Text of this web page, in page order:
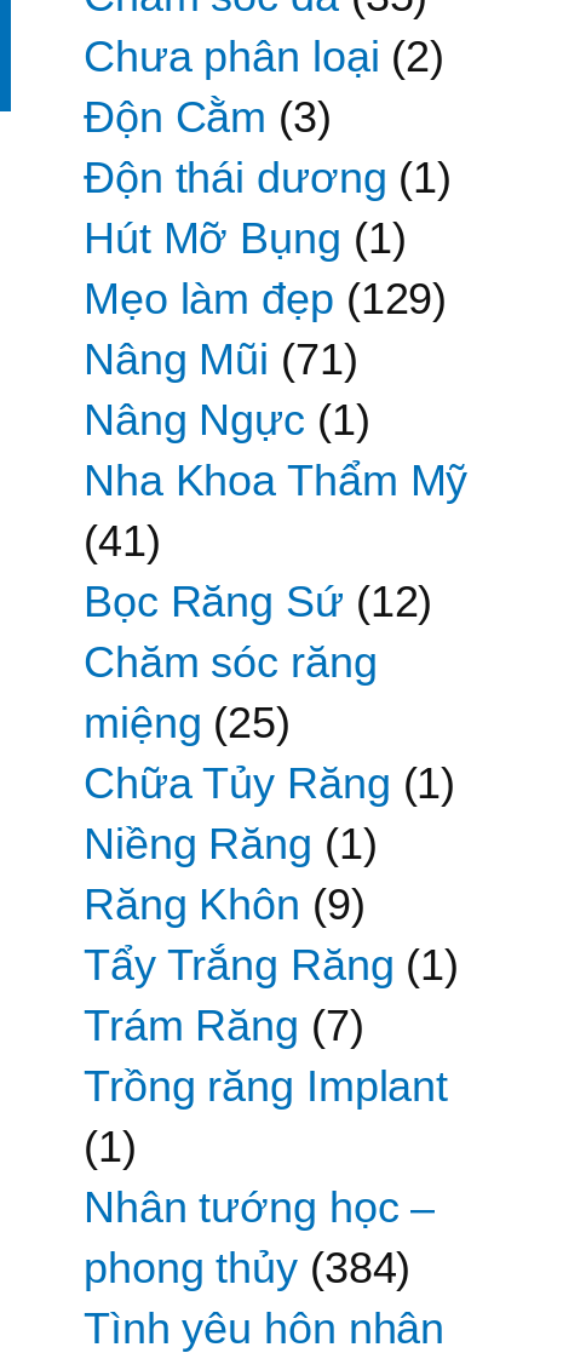
Chưa phân loại (2)
Độn Cằm (3)
Độn thái dương (1)
Hút Mỡ Bụng (1)
Mẹo làm đẹp (129)
Nâng Mũi (71)
Nâng Ngực (1)
Nha Khoa Thẩm Mỹ
(41)
Bọc Răng Sứ (12)
Chăm sóc răng
miệng (25)
Chữa Tủy Răng (1)
Niềng Răng (1)
Răng Khôn (9)
Tẩy Trắng Răng (1)
Trám Răng (7)
Trồng răng Implant
(1)
Nhân tướng học –
phong thủy(384)
Tình yêu hôn nhân